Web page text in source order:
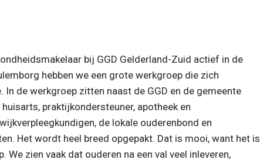
bij GGD Gelderland-Zuid actief in de
hebben we een grote werkgroep die zich
In de werkgroep zitten naast de GGD en de gemeente
praktijkondersteuner, apotheek en
de lokale ouderenbond en
Het wordt heel breed opgepakt. Dat is mooi, want het is
We zien vaak dat ouderen na een val veel inleveren,